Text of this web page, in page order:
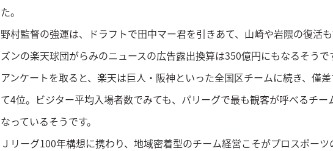
た。
野村監督の強運は、ドラフトで田中マー君を引きあて、山崎や岩隈の復活
ズンの楽天球団がらみのニュースの広告露出換算は350億円にもなるそうで
アンケートを取ると、楽天は巨人・阪神といった全国区チームに続き、僅
て4位。ビジター平均入場者数でみても、パリーグで最も観客が呼べるチー
なっているそうです。
Ｊリーグ100年構想に携わり、地域密着型のチーム経営こそがプロスポー